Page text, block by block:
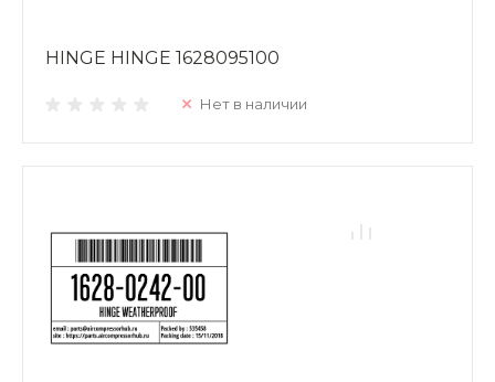
HINGE HINGE 1628095100
Нет в наличии